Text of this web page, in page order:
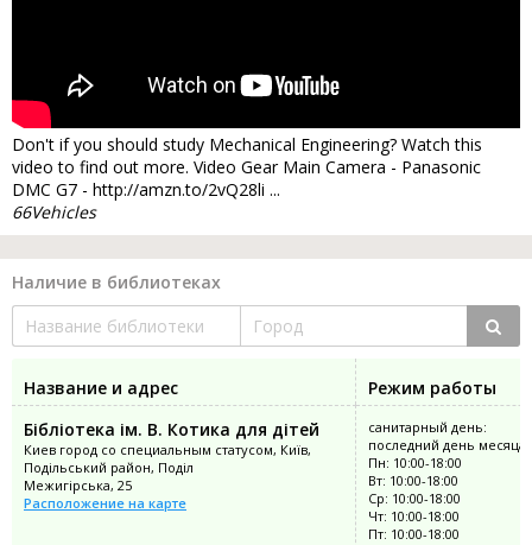
Don't if you should study Mechanical Engineering? Watch this
video to find out more. Video Gear Main Camera - Panasonic
DMC G7 - http://amzn.to/2vQ28li ...
66Vehicles
Наличие в библиотеках
Название и адрес
Режим работы
Бібліотека ім. В. Котика для дітей
Киев город со специальным статусом, Київ,
Подільський район, Поділ
Межигірська, 25
Расположение на карте
санитарный день:
последний день месяца
Пн: 10:00-18:00
Вт: 10:00-18:00
Ср: 10:00-18:00
Чт: 10:00-18:00
Пт: 10:00-18:00